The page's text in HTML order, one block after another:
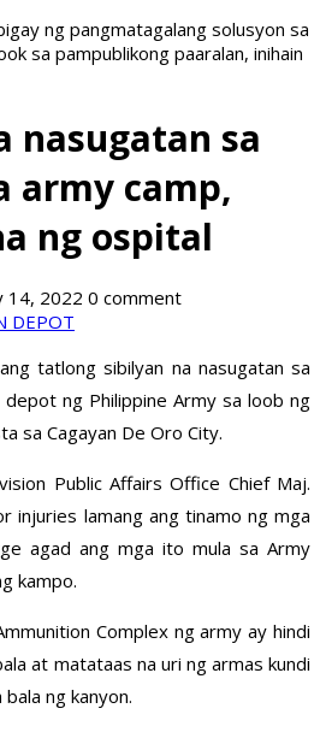
ng pangmatagalang solusyon sa
sa pampublikong paaralan, inihain
nasugatan sa
army camp,
ng ospital
14, 2022 0 comment
tatlong sibilyan na nasugatan sa
ng Philippine Army sa loob ng
sa Cagayan De Oro City.
Public Affairs Office Chief Maj.
injuries lamang ang tinamo ng mga
agad ang mga ito mula sa Army
kampo.
Complex ng army ay hindi
at matataas na uri ng armas kundi
ng kanyon.